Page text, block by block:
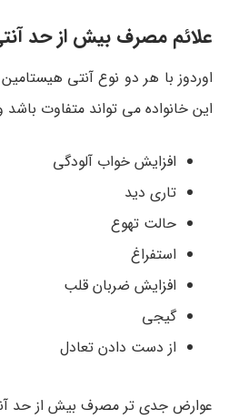
علائم مصرف بیش از حد
اوردوز با هر دو نوع آنتی
این خانواده می تواند متفاوت باشد
افزایش خواب آلودگی
تاری دید
حالت تهوع
استفراغ
افزایش ضربان قلب
گیجی
از دست دادن تعادل
عوارض جدی تر مصرف بیش از حد